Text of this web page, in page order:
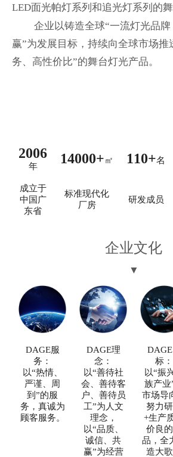
LED面光帕灯系列 和追光灯系列 的
企业以铸造全球“一流灯光品
赢”为发展目标，持续向全球市场推
务、高性价比”的舞台灯光产品。
2006
年 14000+㎡ 110+名
成立于
中国广
东省
标准现代化
厂房
研发成员
企业文化
▼
DAGE服
务：
以“热情、
严谨、周
到”的服
务，真诚为
顾客服务。
DAGE理
念：
以“善待社
会、善待客
户、善待员
工”为人文
理念，
以“品质、
诚信、共
赢”为经营
DAGE
标：
以“振
族产业
市场导
努力
+生产
价良
品，全
造大